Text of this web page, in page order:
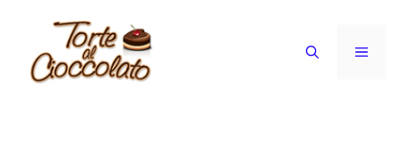
contenuto
MENU